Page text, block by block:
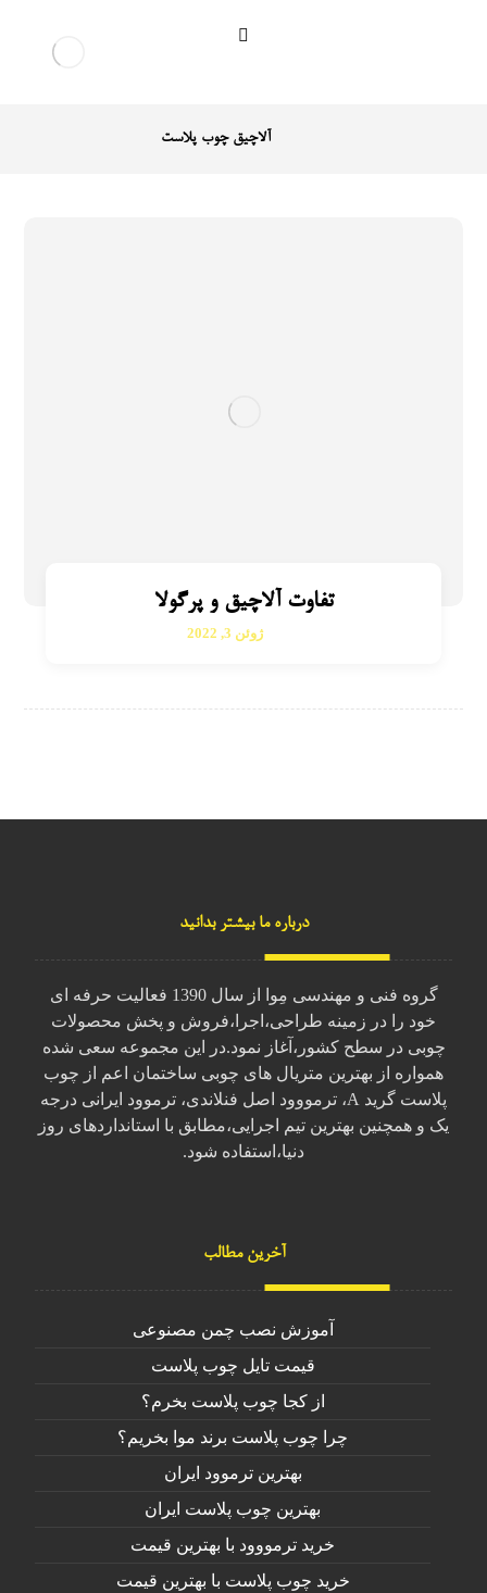
آلاچیق چوب پلاست
تفاوت آلاچیق و پرگولا
ژوئن 3, 2022
درباره ما بیشتر بدانید
گروه فنی و مهندسی مِوا از سال 1390 فعالیت حرفه ای
خود را در زمینه طراحی،اجرا،فروش و پخش محصولات
چوبی در سطح کشور،آغاز نمود.در این مجموعه سعی شده
همواره از بهترین متریال های چوبی ساختمان اعم از چوب
پلاست گرید A، ترمووود اصل فنلاندی، ترموود ایرانی درجه
یک و همچنین بهترین تیم اجرایی،مطابق با استانداردهای روز
دنیا،استفاده شود.
آخرین مطالب
آموزش نصب چمن مصنوعی
قیمت تایل چوب پلاست
از کجا چوب پلاست بخرم؟
چرا چوب پلاست برند موا بخریم؟
بهترین ترموود ایران
بهترین چوب پلاست ایران
خرید ترمووود با بهترین قیمت
خرید چوب پلاست با بهترین قیمت